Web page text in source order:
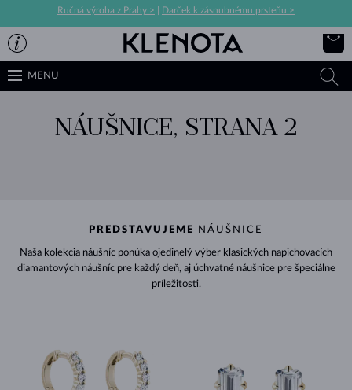
Ručná výroba z Prahy > Darček k zásnubnému prsteňu >
MENU
NÁUŠNICE, STRANA 2
PREDSTAVUJEME NÁUŠNICE
Naša kolekcia náušníc ponúka ojedinelý výber klasických napichovacích
diamantových náušníc pre každý deň, aj úchvatné náušnice pre špeciálne
príležitosti.